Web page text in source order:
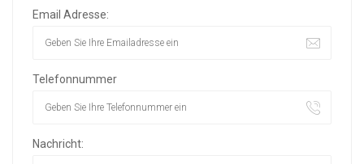
Email Adresse:
Telefonnummer
Nachricht: